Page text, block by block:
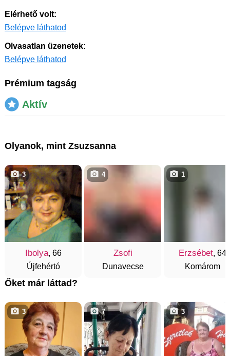
Elérhető volt:
Belépve láthatod
Olvasatlan üzenetek:
Belépve láthatod
Prémium tagság
Aktív
Olyanok, mint Zsuzsanna
Ibolya, 66
Újfehértó
3
Zsofi
Dunavecse
4
Erzsébet, 64
Komárom
1
Őket már láttad?
3 7 3